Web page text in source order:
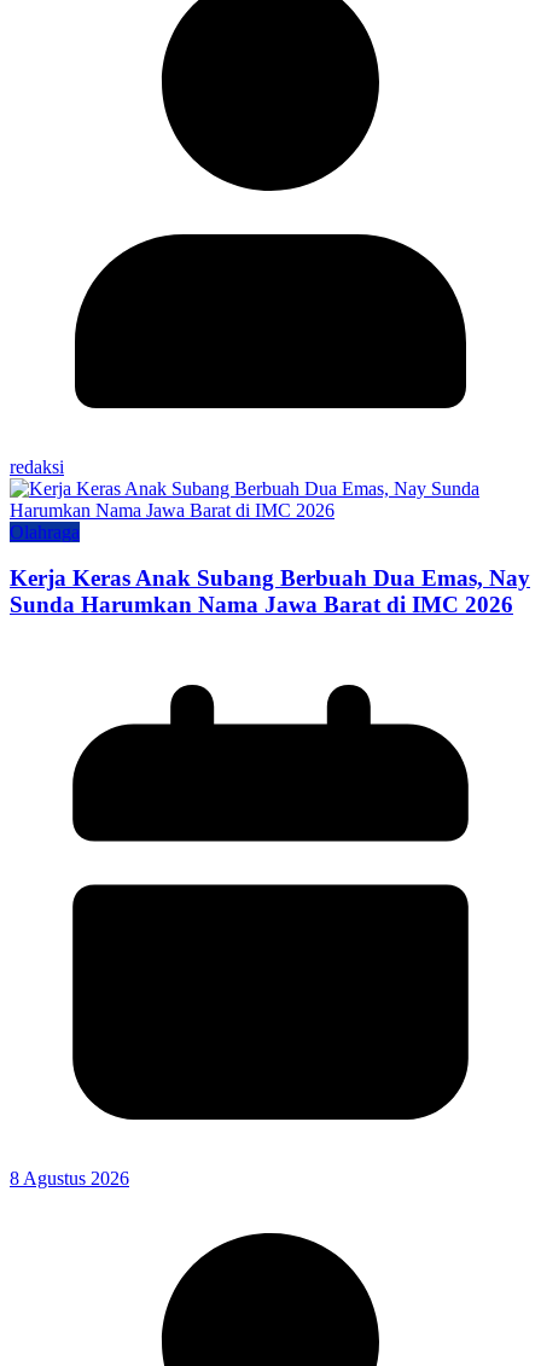
redaksi
Olahraga
Kerja Keras Anak Subang Berbuah Dua Emas, Nay
Sunda Harumkan Nama Jawa Barat di IMC 2026
8 Agustus 2026